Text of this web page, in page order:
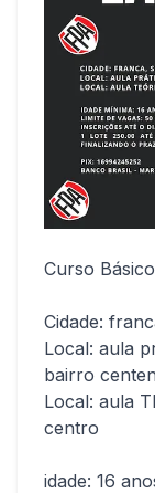
Curso
Cidade:
Local: aula
bairro
Local: aula
centro
idade: 16